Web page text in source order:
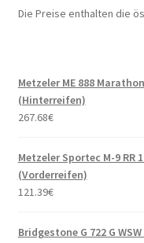
Die Preise enthalten die
Metzeler ME 888
(Hinterreifen)
267.68€
Metzeler Sportec M-9 RR
(Vorderreifen)
121.39€
Bridgestone G 722 G